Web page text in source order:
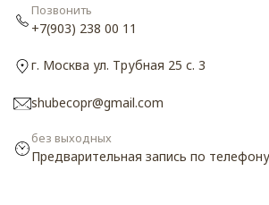
Позвонить
+7(903) 238 00 11
г. Москва ул. Трубная 25 с. 3
shubecopr@gmail.com
без выходных
Предварительная запись по